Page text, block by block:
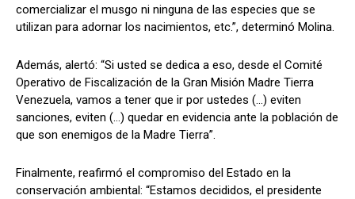
comercializar el musgo ni ninguna de las especies que se
utilizan para adornar los nacimientos, etc.”, determinó Molina.
Además, alertó: “Si usted se dedica a eso, desde el Comité
Operativo de Fiscalización de la Gran Misión Madre Tierra
Venezuela, vamos a tener que ir por ustedes (…) eviten
sanciones, eviten (…) quedar en evidencia ante la población de
que son enemigos de la Madre Tierra”.
Finalmente, reafirmó el compromiso del Estado en la
conservación ambiental: “Estamos decididos, el presidente